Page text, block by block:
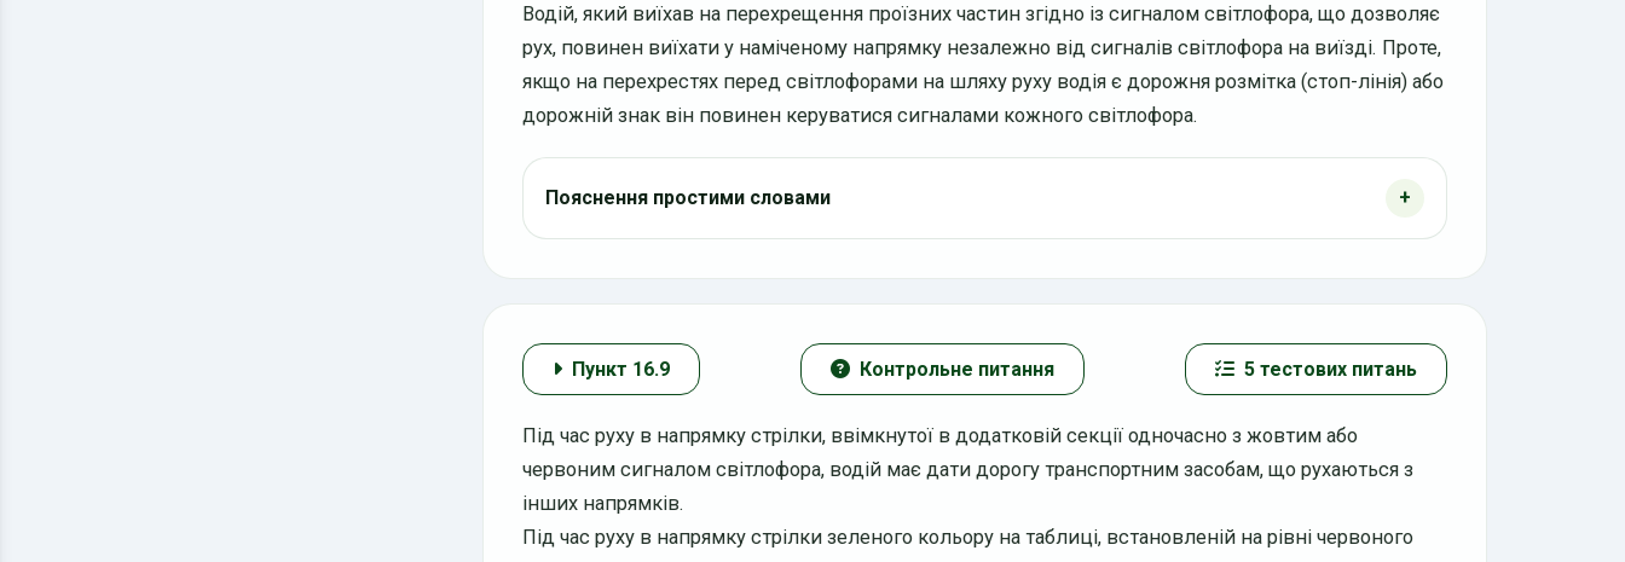
Водій, який виїхав на перехрещення проїзних частин згідно із сигналом світлофора, що дозволяє
рух, повинен виїхати у наміченому напрямку незалежно від сигналів світлофора на виїзді. Проте,
якщо на перехрестях перед світлофорами на шляху руху водія є дорожня розмітка (стоп-лінія) або
дорожній знак він повинен керуватися сигналами кожного світлофора.
Пояснення простими словами
Пункт 16.9 Контрольне питання 5 тестових питань
Під час руху в напрямку стрілки, ввімкнутої в додатковій секції одночасно з жовтим або
червоним сигналом світлофора, водій має дати дорогу транспортним засобам, що рухаються з
інших напрямків.
Під час руху в напрямку стрілки зеленого кольору на таблиці, встановленій на рівні червоного